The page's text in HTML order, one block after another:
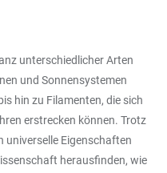
unterschiedlicher Arten
und Sonnensystemen
hin zu Filamenten, die sich
erstrecken können. Trotz
universelle Eigenschaften
herausfinden, wie